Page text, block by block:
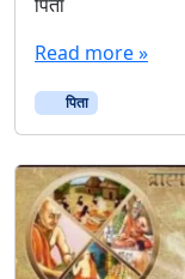
Read more »
पिता